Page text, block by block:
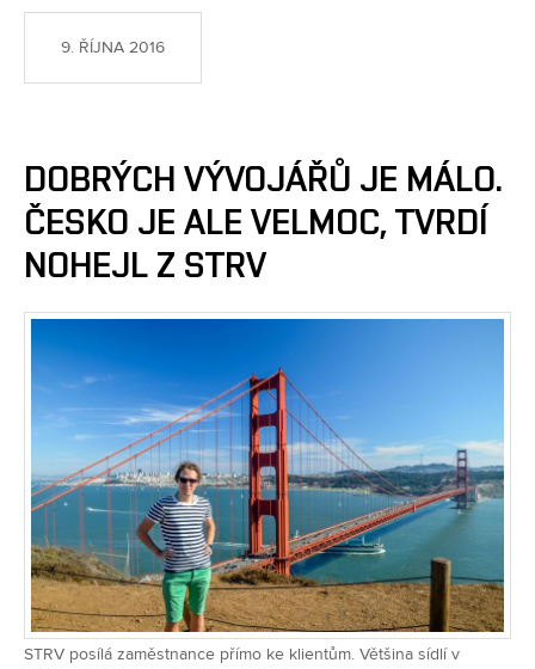
9. ŘÍJNA 2016
DOBRÝCH VÝVOJÁŘŮ JE MÁLO.
ČESKO JE ALE VELMOC, TVRDÍ
NOHEJL Z STRV
STRV posílá zaměstnance přímo ke klientům. Většina sídlí v